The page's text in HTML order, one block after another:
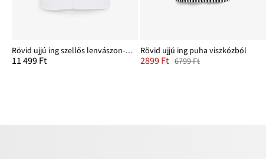
Rövid ujjú ing szellős lenvászon-keverékből
11 499 Ft
Rövid ujjú ing puha viszkózból
2899 Ft 6799 Ft